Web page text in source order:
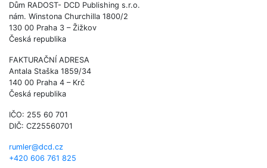
Dům RADOST- DCD Publishing s.r.o.
nám. Winstona Churchilla 1800/2
130 00 Praha 3 – Žižkov
Česká republika
FAKTURAČNÍ ADRESA
Antala Staška 1859/34
140 00 Praha 4 – Krč
Česká republika
IČO: 255 60 701
DIČ: CZ25560701
rumler@dcd.cz
+420 606 761 825